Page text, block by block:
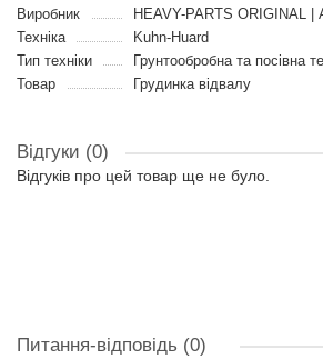
Виробник
HEAVY-PARTS ORIGINAL
Техніка
Kuhn-Huard
Тип техніки
Грунтообробна та посівна
Товар
Грудинка відвалу
Відгуки (0)
Відгуків про цей товар ще не було.
Питання-відповідь (0)